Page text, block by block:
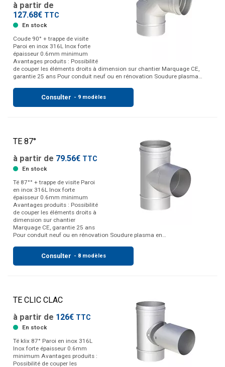
à partir de
127.68€ TTC
En stock
Coude 90° + trappe de visite
Paroi en inox 316L Inox forte
épaisseur 0.6mm minimum
Avantages produits : Possibilité
de couper les éléments droits à dimension sur chantier Marquage CE,
garantie 25 ans Pour conduit neuf ou en rénovation Soudure plasma…
Consulter - 9 modèles
TE 87°
à partir de 79.56€ TTC
En stock
Té 87°° + trappe de visite Paroi
en inox 316L Inox forte
épaisseur 0.6mm minimum
Avantages produits : Possibilité
de couper les éléments droits à
dimension sur chantier
Marquage CE, garantie 25 ans
Pour conduit neuf ou en rénovation Soudure plasma en…
Consulter - 8 modèles
TE CLIC CLAC
à partir de 126€ TTC
En stock
Té klix 87° Paroi en inox 316L
Inox forte épaisseur 0.6mm
minimum Avantages produits :
Possibilité de couper les